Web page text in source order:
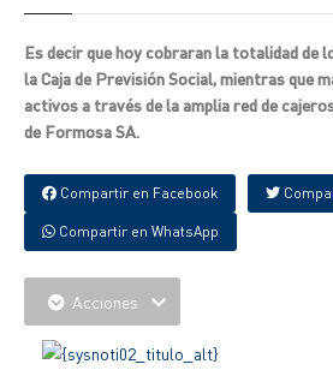
Es decir que hoy cobraran la totalidad de
la Caja de Previsión Social, mientras que
activos a través de la amplia red de
de Formosa SA.
Compartir en Facebook
Compartir en WhatsApp
Acciones